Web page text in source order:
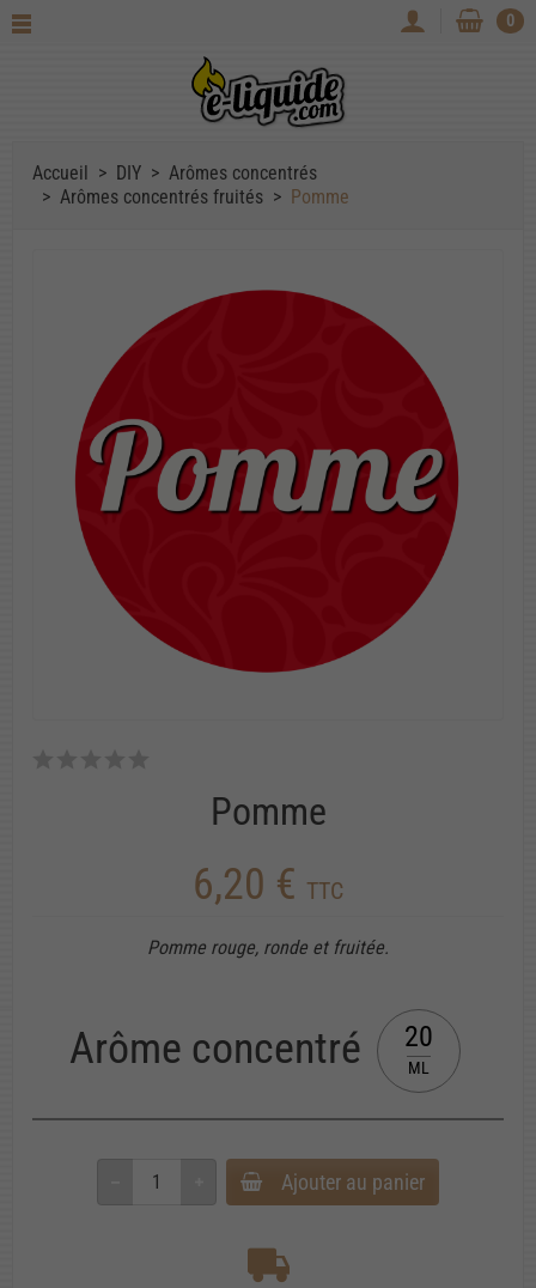
0
Accueil DIY
Arômes concentrés
Arômes concentrés fruités
Pomme
Pomme
6,20 € TTC
Pomme rouge, ronde et fruitée.
Arôme concentré 20
ML
Ajouter au panier